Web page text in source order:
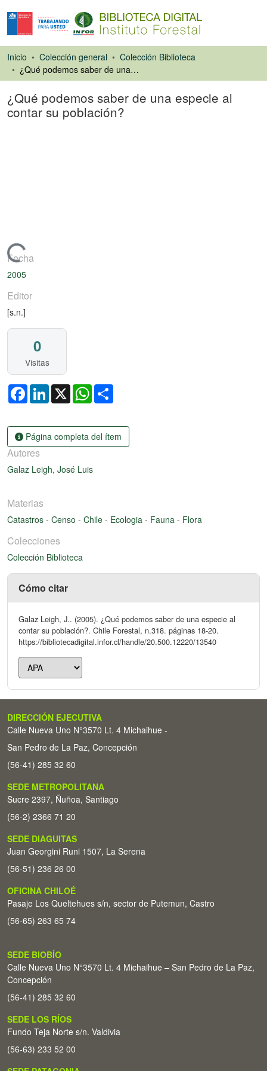
Inicio Colección general
Colección Biblioteca
¿Qué podemos saber de una especie al contar su población?
¿Qué podemos saber de una especie al
contar su población?
Cargando...
Fecha
2005
Editor
[s.n.]
0
Visitas
FacebookLinkedIn
X WhatsApp
Página completa del ítem
Autores
Galaz Leigh, José Luis
Materias
Catastros - Censo - Chile - Ecologia - Fauna - Flora
Colecciones
Colección Biblioteca
Cómo citar
Galaz Leigh, J.. (2005). ¿Qué podemos saber de una especie al
contar su población?. Chile Forestal, n.318. páginas 18-20.
https://bibliotecadigital.infor.cl/handle/20.500.12220/13540
DIRECCIÓN EJECUTIVA
Calle Nueva Uno N°3570 Lt. 4 Michaihue -
San Pedro de La Paz, Concepción
(56-41) 285 32 60
SEDE METROPOLITANA
Sucre 2397, Ñuñoa, Santiago
(56-2) 2366 71 20
SEDE DIAGUITAS
Juan Georgini Runi 1507, La Serena
(56-51) 236 26 00
OFICINA CHILOÉ
Pasaje Los Queltehues s/n, sector de Putemun, Castro
(56-65) 263 65 74
SEDE BIOBÍO
Calle Nueva Uno N°3570 Lt. 4 Michaihue – San Pedro de La Paz,
Concepción
(56-41) 285 32 60
SEDE LOS RÍOS
Fundo Teja Norte s/n. Valdivia
(56-63) 233 52 00